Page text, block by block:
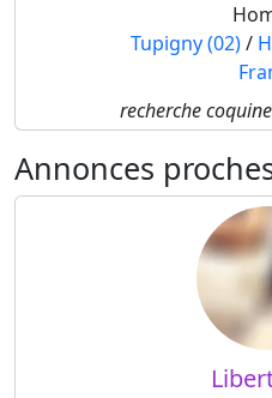
Tupigny (02)/
recherche
Annonces